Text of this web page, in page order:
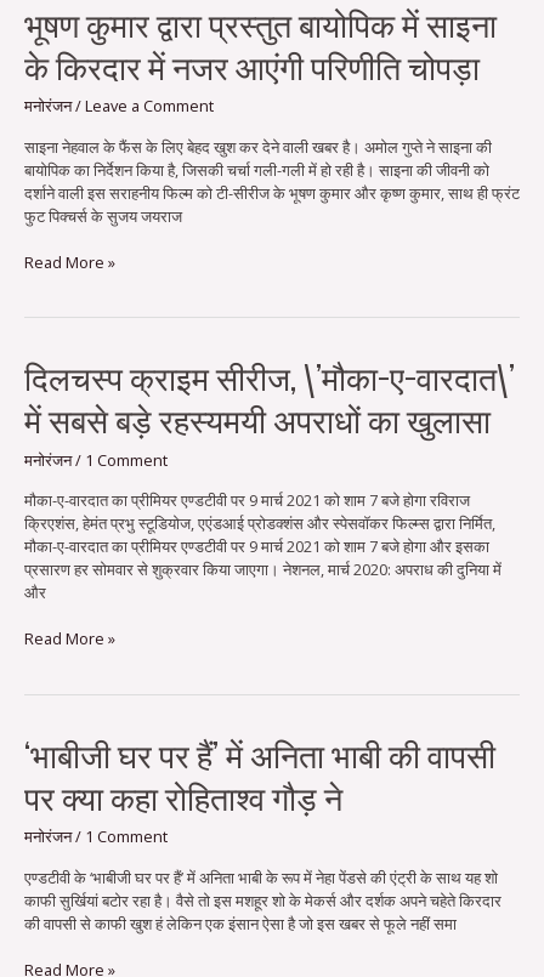
भूषण कुमार द्वारा प्रस्तुत बायोपिक में साइना
के किरदार में नजर आएंगी परिणीति चोपड़ा
मनोरंजन/Leave a Comment
साइना नेहवाल के फैंस के लिए बेहद खुश कर देने वाली खबर है। अमोल गुप्ते ने साइना की
बायोपिक का निर्देशन किया है, जिसकी चर्चा गली-गली में हो रही है। साइना की जीवनी को
दर्शाने वाली इस सराहनीय फिल्म को टी-सीरीज के भूषण कुमार और कृष्ण कुमार, साथ ही फ्रंट
फुट पिक्चर्स के सुजय जयराज
भूषण
कुमार
द्वारा
प्रस्तुत
बायोपिक
साइना
के
किरदार
में
आएंगी
चोपड़ा
Read More »
दिलचस्प क्राइम सीरीज, \’मौका-ए-वारदात\’
में सबसे बड़े रहस्यमयी अपराधों का खुलासा
मनोरंजन/ 1 Comment
मौका-ए-वारदात का प्रीमियर एण्डटीवी पर 9 मार्च 2021 को शाम 7 बजे होगा रविराज
क्रिएशंस, हेमंत प्रभु स्टूडियोज, एएंडआई प्रोडक्शंस और स्पेसवॉकर फिल्म्स द्वारा निर्मित,
मौका-ए-वारदात का प्रीमियर एण्डटीवी पर 9 मार्च 2021 को शाम 7 बजे होगा और इसका
प्रसारण हर सोमवार से शुक्रवार किया जाएगा। नेशनल, मार्च 2020: अपराध की दुनिया में
और
दिलचस्प
क्राइम
सीरीज,
\’मौका-
ए-
में
सबसे
बड़े
रहस्यमयी
अपराधों
खुलासा
Read More »
‘भाबीजी घर पर हैं’ में अनिता भाबी की वापसी
पर क्या कहा रोहिताश्व गौड़ ने
मनोरंजन/ 1 Comment
एण्डटीवी के ‘भाबीजी घर पर हैं’ में अनिता भाबी के रूप में नेहा पेंडसे की एंट्री के साथ यह शो
काफी सुर्खियां बटोर रहा है। वैसे तो इस मशहूर शो के मेकर्स और दर्शक अपने चहेते किरदार
की वापसी से काफी खुश हं लेकिन एक इंसान ऐसा है जो इस खबर से फूले नहीं समा
‘भाबीजी
घर
पर
हैं’
में
भाबी
की
वापसी
Read More »